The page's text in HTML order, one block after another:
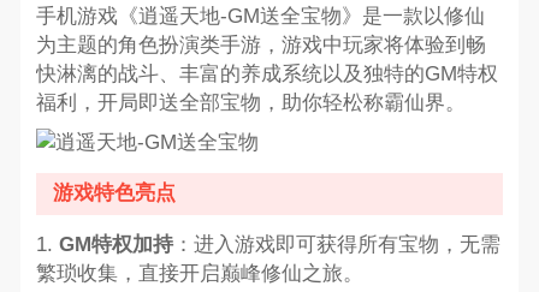
手机游戏《逍遥天地-GM送全宝物》是一款以修仙
为主题的角色扮演类手游，游戏中玩家将体验到畅
快淋漓的战斗、丰富的养成系统以及独特的GM特权
福利，开局即送全部宝物，助你轻松称霸仙界。
游戏特色亮点
1. GM特权加持：进入游戏即可获得所有宝物，无需
繁琐收集，直接开启巅峰修仙之旅。